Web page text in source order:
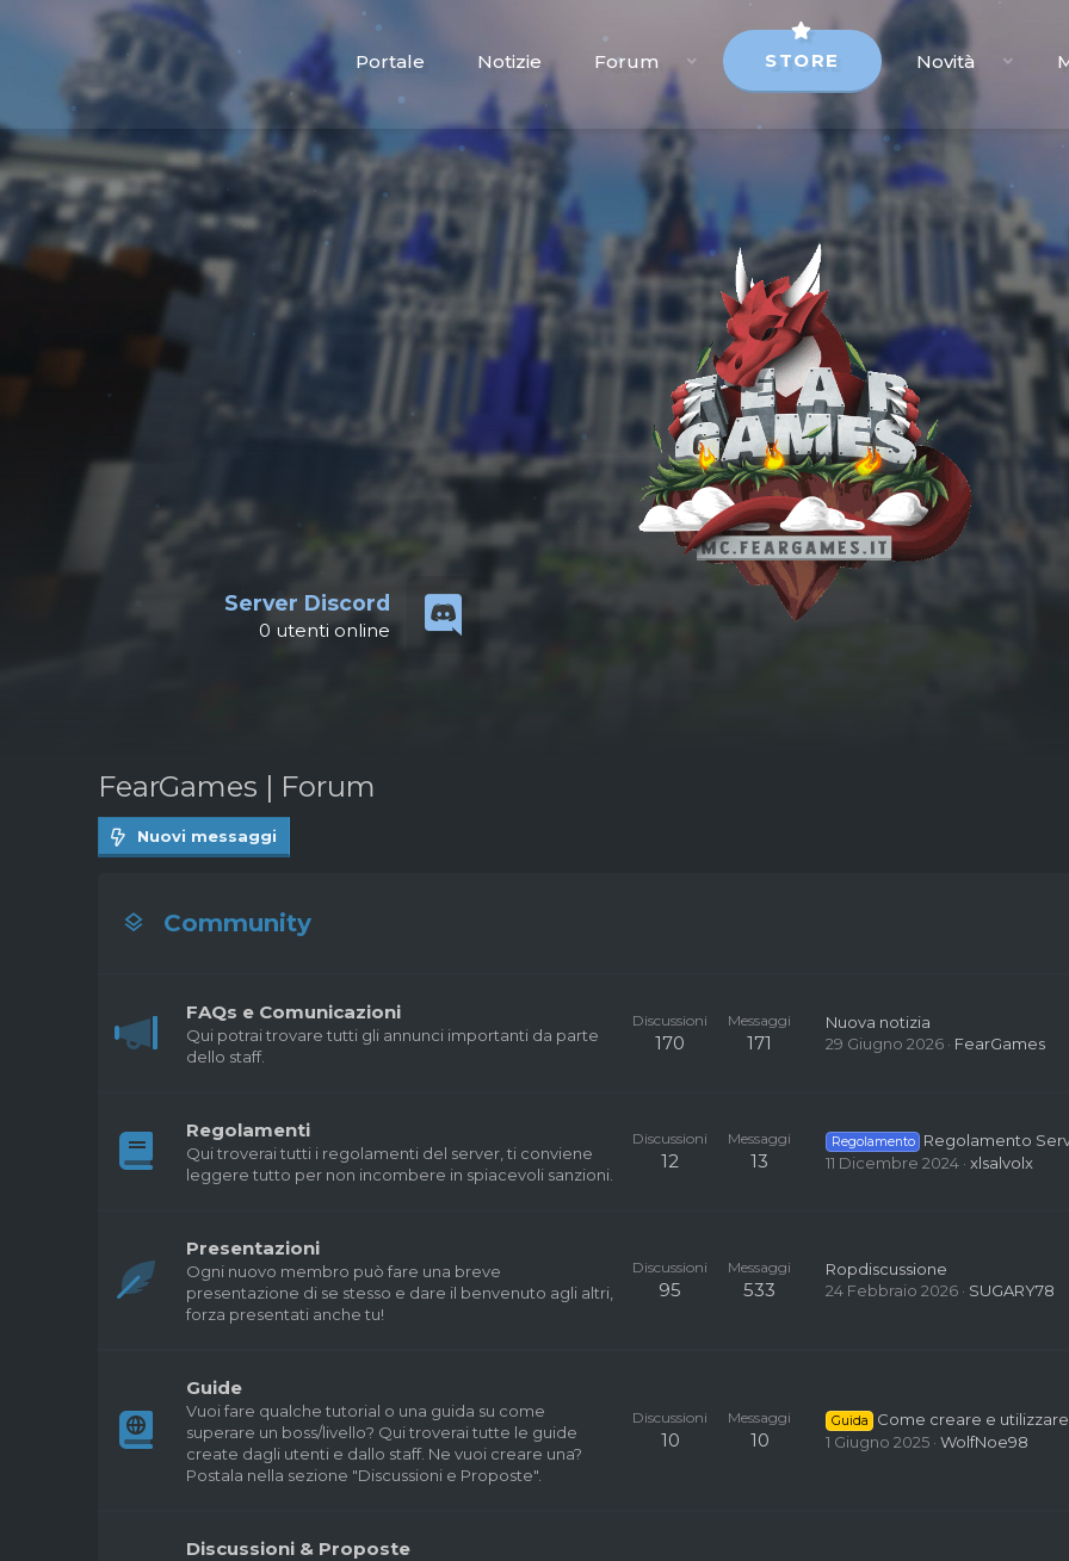
Portale Notizie Forum STORE Novità
Server Discord
0 utenti online
FearGames | Forum
Nuovi messaggi
Community
FAQs e Comunicazioni
Qui potrai trovare tutti gli annunci importanti da parte
dello staff.
Discussioni
170
Messaggi
171
Nuova notizia
29 Giugno 2026
FearGames
Regolamenti
Qui troverai tutti i regolamenti del server, ti conviene
leggere tutto per non incombere in spiacevoli sanzioni.
Discussioni
12
Messaggi
13
Regolamento
Regolamento Server
11 Dicembre 2024 xlsalvolx
Presentazioni
Ogni nuovo membro può fare una breve
presentazione di se stesso e dare il benvenuto agli altri,
forza presentati anche tu!
Discussioni
95
Messaggi
533
Ropdiscussione
24 Febbraio 2026
SUGARY78
Guide
Vuoi fare qualche tutorial o una guida su come
superare un boss/livello? Qui troverai tutte le guide
create dagli utenti e dallo staff. Ne vuoi creare una?
Postala nella sezione "Discussioni e Proposte".
Discussioni
10
Messaggi
10
Guida
Come creare e utilizzare una stanza temporanea su
1 Giugno 2025 WolfNoe98
Discussioni & Proposte